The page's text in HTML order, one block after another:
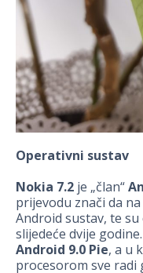
Operativni sustav
Nokia 7.2 je „član“
prijevodu znači da
Android sustav, te
slijedeće dvije
Android 9.0 Pie, a u
procesorom sve radi